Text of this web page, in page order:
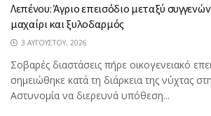
Λεπένου: Άγριο επεισόδιο μεταξύ
μαχαίρι και ξυλοδαρμός
3 ΑΥΓΟΎΣΤΟΥ, 2026
Σοβαρές διαστάσεις πήρε οικογενειακό
σημειώθηκε κατά τη διάρκεια της νύχτας
Αστυνομία να διερευνά υπόθεση...